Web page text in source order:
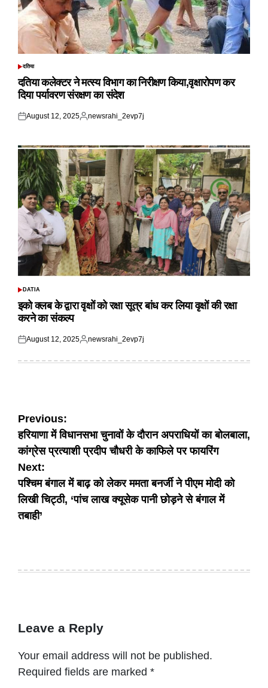
POSTED
दतिया
दतिया कलेक्टर ने मत्स्य विभाग का निरीक्षण किया,वृक्षारोपण कर
दिया पर्यावरण संरक्षण का संदेश
Posted
August 12, 2025
Posted
newsrahi_2evp7j
POSTED
DATIA
इको क्लब के द्वारा वृक्षों को रक्षा सूत्र बांध कर लिया वृक्षों की रक्षा
करने का संकल्प
Posted
August 12, 2025
Posted
newsrahi_2evp7j
Post
navigation
Previous:
हरियाणा में विधानसभा चुनावों के दौरान अपराधियों का बोलबाला,
कांग्रेस प्रत्याशी प्रदीप चौधरी के काफिले पर फायरिंग
Next:
पश्चिम बंगाल में बाढ़ को लेकर ममता बनर्जी ने पीएम मोदी को
लिखी चिट्ठी, ‘पांच लाख क्यूसेक पानी छोड़ने से बंगाल में
तबाही’
Leave a Reply
Your email address will not be published.
Required fields are marked *